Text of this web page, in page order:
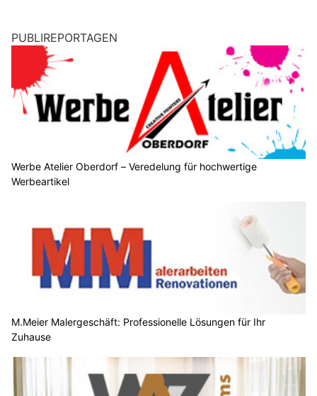
PUBLIREPORTAGEN
Werbe Atelier Oberdorf – Veredelung für hochwertige
Werbeartikel
M.Meier Malergeschäft: Professionelle Lösungen für Ihr
Zuhause